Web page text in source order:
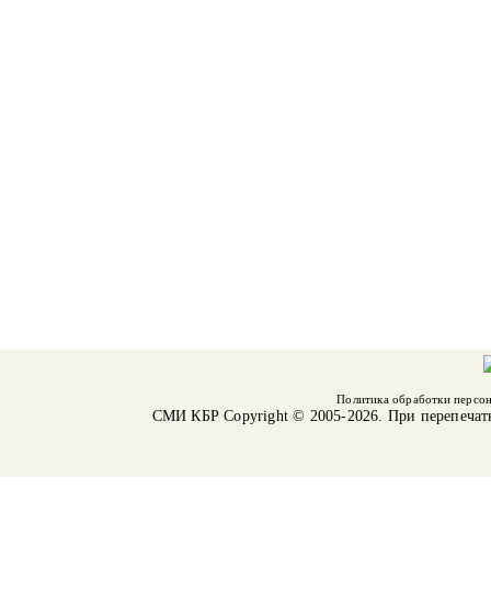
Политика обработки
СМИ КБРCopyright © 2005-2026. При